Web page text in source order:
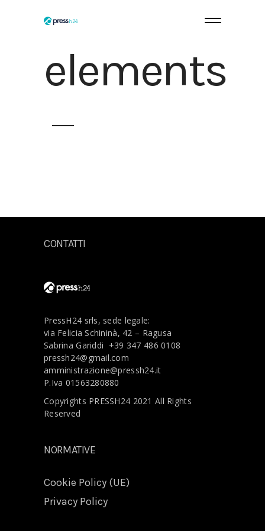
elements
CONTATTI
PressH24 srls, sede legale:
via Felicia Schininà, 42 – Ragusa
Sabrina Gariddi +39 347 486 0108
pressh24@gmail.com
amministrazione@pressh24.it
P.Iva 01563280880
Copyrights PRESSH24 2021 All Rights
Reserved
NORMATIVE
Cookie Policy (UE)
Privacy Policy